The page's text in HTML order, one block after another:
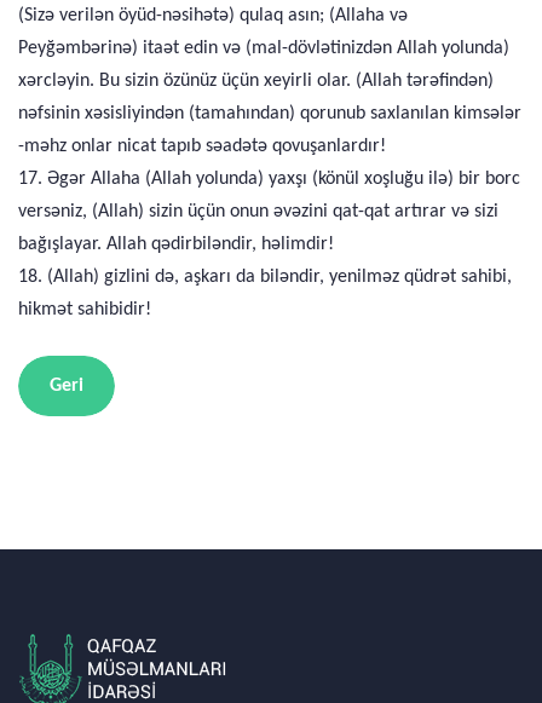
(Sizə verilən öyüd-nəsihətə) qulaq asın; (Allaha və
Peyğəmbərinə) itaət edin və (mal-dövlətinizdən Allah yolunda)
xərcləyin. Bu sizin özünüz üçün xeyirli olar. (Allah tərəfindən)
nəfsinin xəsisliyindən (tamahından) qorunub saxlanılan kimsələr
-məhz onlar nicat tapıb səadətə qovuşanlardır!
17. Əgər Allaha (Allah yolunda) yaxşı (könül xoşluğu ilə) bir borc
versəniz, (Allah) sizin üçün onun əvəzini qat-qat artırar və sizi
bağışlayar. Allah qədirbiləndir, həlimdir!
18. (Allah) gizlini də, aşkarı da biləndir, yenilməz qüdrət sahibi,
hikmət sahibidir!
Geri